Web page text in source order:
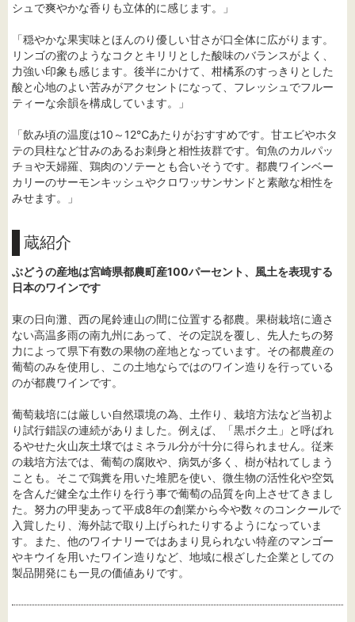
シュで爽やかな香りも立体的に感じます。」
「穏やかな果実味とほんのり優しい甘さが口全体に広がります。
リンゴの蜜のようなコクとキリリとした酸味のバランスがよく、
力強い印象も感じます。後半にかけて、柑橘系のすっきりとした
酸と心地のよい苦みがアクセントになって、フレッシュでフルー
ティーな余韻を構成しています。」
「飲み頃の温度は10～12℃あたりがおすすめです。甘エビやホタ
テの貝柱など甘みのあるお刺身と相性抜群です。旬魚のカルパッ
チョや天婦羅、鶏肉のソテーとも合いそうです。都農ワインベー
カリーのサーモンキッシュやクロワッサンサンドと素敵な相性を
みせます。」
蔵紹介
ぶどうの産地は宮崎県都農町産100パーセント、風土を表現する
日本のワインです
東の日向灘、西の尾鈴連山の間に位置する都農。果樹栽培に適さ
ない高温多雨の南九州にあって、その定説を覆し、先人たちの努
力によって県下有数の果物の産地となっています。その都農産の
葡萄のみを使用し、この土地ならではのワイン造りを行っている
のが都農ワインです。
葡萄栽培には厳しい自然環境の為、土作り、栽培方法など当初よ
り試行錯誤の連続がありました。例えば、「黒ボク土」と呼ばれ
るやせた火山灰土壌ではミネラル分が十分に得られません。従来
の栽培方法では、葡萄の腐敗や、病気が多く、樹が枯れてしまう
ことも。そこで鶏糞を用いた堆肥を使い、微生物の活性化や空気
を含んだ健全な土作りを行う事で葡萄の品質を向上させてきまし
た。努力の甲斐あって平成8年の創業から今や数々のコンクールで
入賞したり、海外誌で取り上げられたりするようになっていま
す。また、他のワイナリーではあまり見られない特産のマンゴー
やキウイを用いたワイン造りなど、地域に根ざした企業としての
製品開発にも一見の価値ありです。